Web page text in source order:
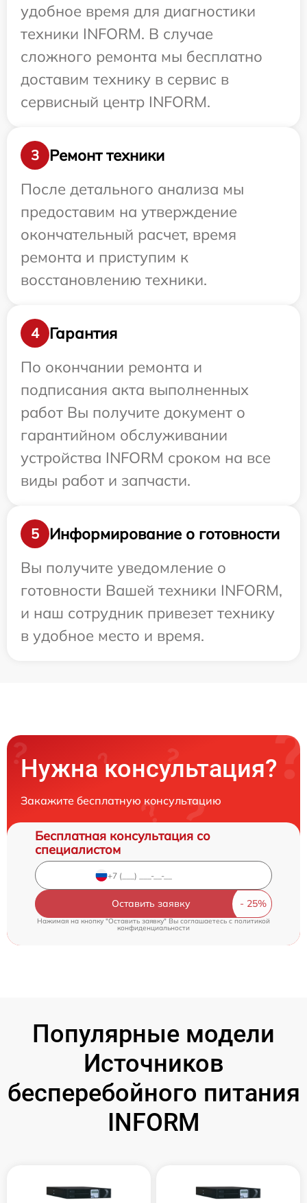
удобное время для диагностики
техники INFORM. В случае
сложного ремонта мы бесплатно
доставим технику в сервис в
сервисный центр INFORM.
3
Ремонт техники
После детального анализа мы
предоставим на утверждение
окончательный расчет, время
ремонта и приступим к
восстановлению техники.
4
Гарантия
По окончании ремонта и
подписания акта выполненных
работ Вы получите документ о
гарантийном обслуживании
устройства INFORM сроком на все
виды работ и запчасти.
5
Информирование о готовности
Вы получите уведомление о
готовности Вашей техники INFORM,
и наш сотрудник привезет технику
в удобное место и время.
Нужна консультация?
Закажите бесплатную консультацию
Бесплатная консультация со
специалистом
Оставить заявку
Нажимая на кнопку "Оставить заявку" Вы соглашаетесь cполитикой
конфиденциальности
Популярные модели
Источников
бесперебойного питания
INFORM